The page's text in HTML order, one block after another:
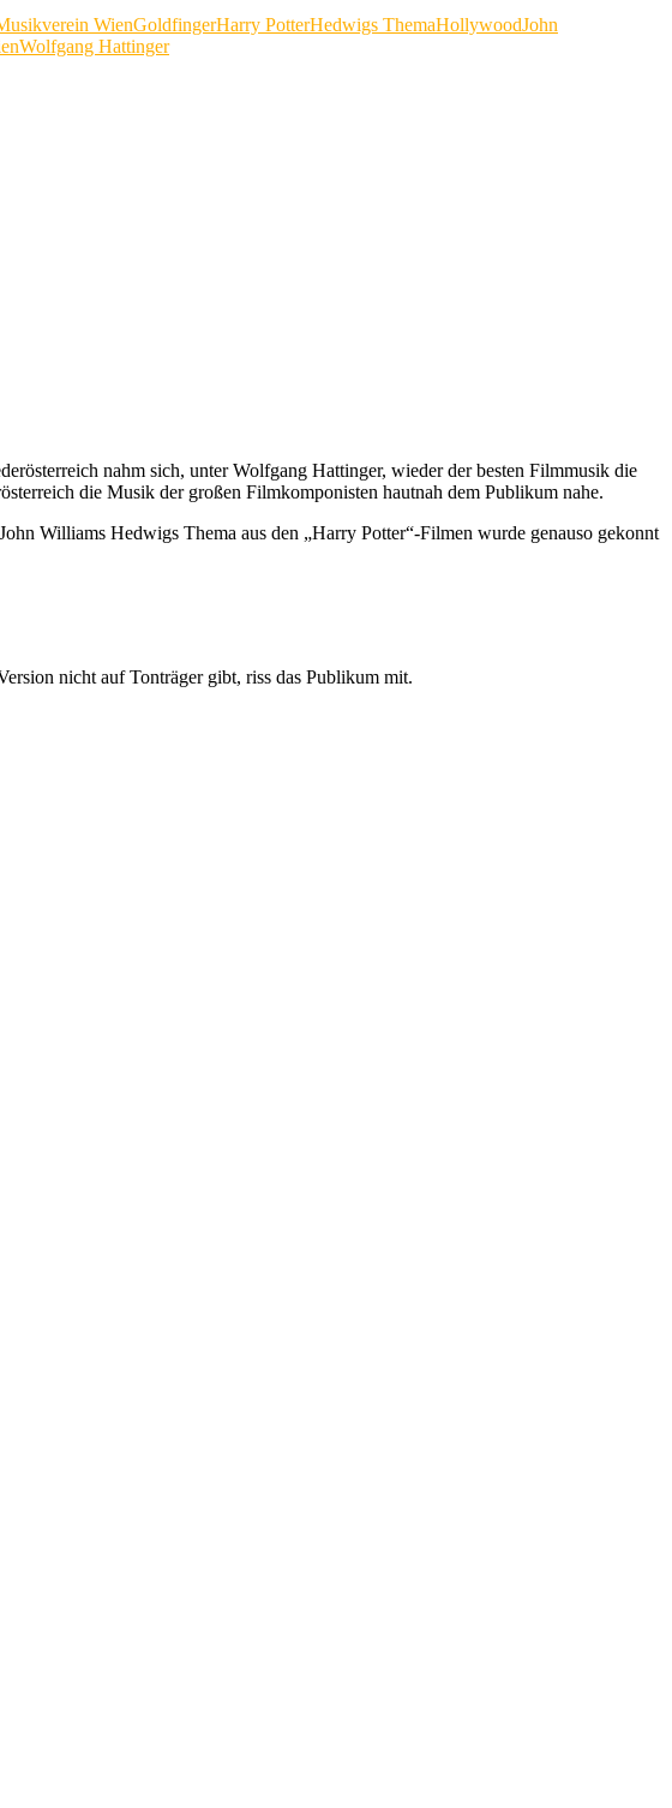
WienGoldfingerHarry PotterHedwigs ThemaHollywoodJohn
Wolfgang Hattinger
nahm sich, unter Wolfgang Hattinger, wieder der besten Filmmusik die
die Musik der großen Filmkomponisten hautnah dem Publikum nahe.
Williams Hedwigs Thema aus den „Harry Potter“-Filmen wurde genauso gekonnt
nicht auf Tonträger gibt, riss das Publikum mit.